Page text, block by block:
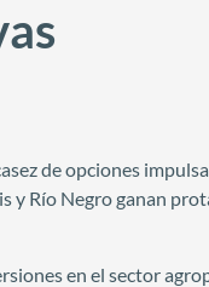
de opciones
y Río Negro ganan
en el sector